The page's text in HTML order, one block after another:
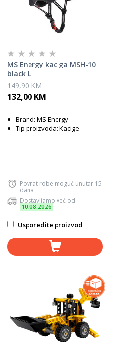
MS Energy kaciga MSH-10
black L
149,90 KM
132,00 KM
Brand: MS Energy
Tip proizvoda: Kacige
Povrat robe moguć unutar 15
dana
Dostavljamo već od
10.08.2026
Usporedite proizvod